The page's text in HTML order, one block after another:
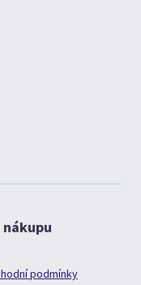
nákupu
podmínky